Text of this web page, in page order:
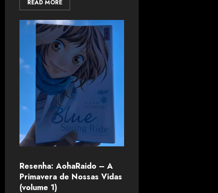
READ MORE
Resenha: AohaRaido – A
Primavera de Nossas Vidas
(volume 1)